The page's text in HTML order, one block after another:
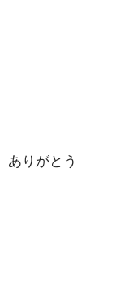
ありがとう